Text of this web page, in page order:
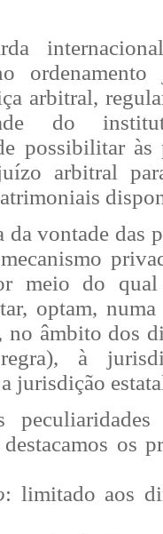
arbitral,
do
possibilitar às
arbitral
da vontade das
meio do qual
optam,
âmbito dos
à
jurisdição
os
: limitado aos